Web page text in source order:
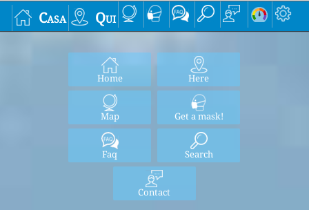
Casa Qui
Home Here
Map Get a mask!
Faq Search
Contact